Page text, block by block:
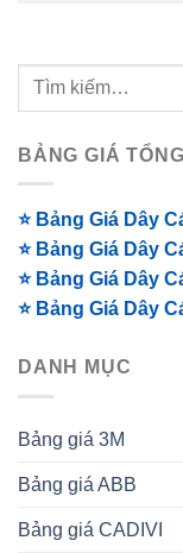
BẢNG GIÁ
⭐ Bảng Giá Dây
⭐ Bảng Giá Dây
⭐ Bảng Giá Dây
⭐ Bảng Giá Dây
DANH MỤC
Bảng giá 3M
Bảng giá ABB
Bảng giá CADIVI